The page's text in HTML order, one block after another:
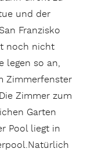
und der
Franzisko
noch nicht
legen so an,
Zimmerfenster
Zimmer zum
Garten
Pool liegt in